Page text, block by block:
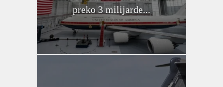
preko 3 milijarde...